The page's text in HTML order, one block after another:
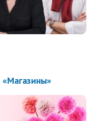
«Магазины»